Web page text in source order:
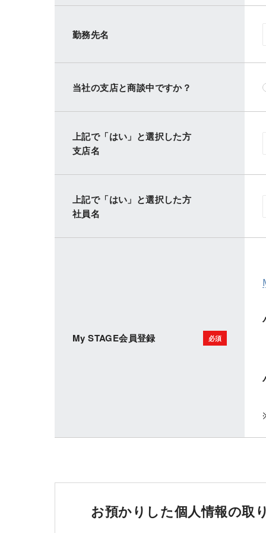
勤務先名
当社の支店と商談中ですか？
上記で「はい」と選択した方
支店名
上記で「はい」と選択した方
社員名
My STAGE会員登録
お預かりした個人情報の取